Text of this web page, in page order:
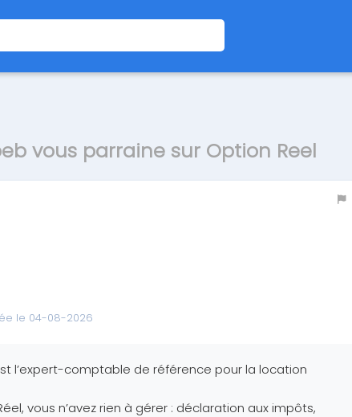
vous parraine sur Option Reel
le 04-08-2026
l’expert-comptable de référence pour la location
vous n’avez rien à gérer : déclaration aux impôts,